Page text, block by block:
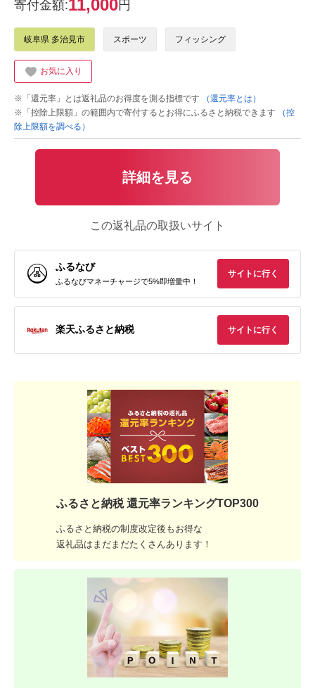
寄付金額:11,000円
岐阜県 多治見市 スポーツ フィッシング
お気に入り
※「還元率」とは返礼品のお得度を測る指標です
（還元率とは）
※「控除上限額」の範囲内で寄付するとお得にふるさと納税できます
（控
除上限額を調べる）
詳細を見る
この返礼品の取扱いサイト
ふるなび
ふるなびマネーチャージで5%即増量中！
サイトに行く
楽天ふるさと納税 サイトに行く
ふるさと納税 還元率ランキングTOP300
ふるさと納税の制度改定後もお得な
返礼品はまだまだたくさんあります！